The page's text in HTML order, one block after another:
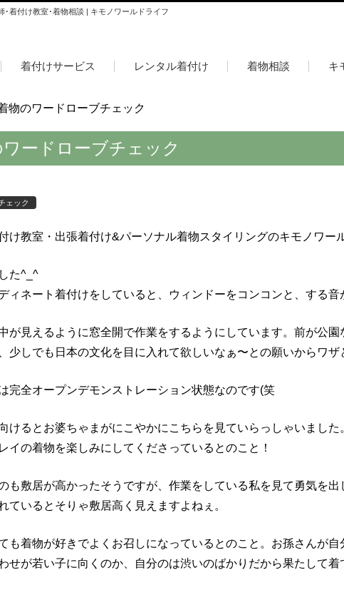
着付け教室･着物相談 | キモノワールドライフ
着付けサービス レンタル着付け 着物相談 キ
物のワードローブチェック
ワードローブチェック
ェック
け教室・出張着付け&パーソナル着物スタイリングのキモノワー
た^_^
ィネート着付けをしていると、ウィンドーをコンコンと、する音
が見えるように窓全開で作業をするようにしています。前が公
少しでも日本の文化を目に入れて欲しいなぁ〜との願いからワザ
完全オープンデモンストレーション状態なのです(笑
けるとお婆ちゃまがにこやかにこちらを見ていらっしゃいまし
イの着物を楽しみにしてくださっているとのこと！
も敷居が高かったそうですが、作業をしている私を見て勇気を出
ているとそりゃ敷居高く見えますよねぇ。
も着物が好きでよくお召しになっているとのこと。お孫さんが
せが若い子に向くのか、自分のは渋いのばかりだから果たして